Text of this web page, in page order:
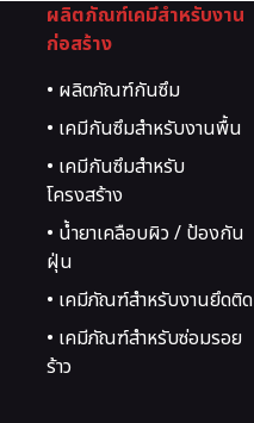
ผลิตภัณฑ์เคมีสำหรับงาน
ก่อสร้าง
• ผลิตภัณฑ์กันซึม
• เคมีกันซึมสำหรับงานพื้น
• เคมีกันซึมสำหรับ
โครงสร้าง
• น้ำยาเคลือบผิว / ป้องกัน
ฝุ่น
• เคมีภัณฑ์สำหรับงานยึดติด
• เคมีภัณฑ์สำหรับซ่อมรอย
ร้าว